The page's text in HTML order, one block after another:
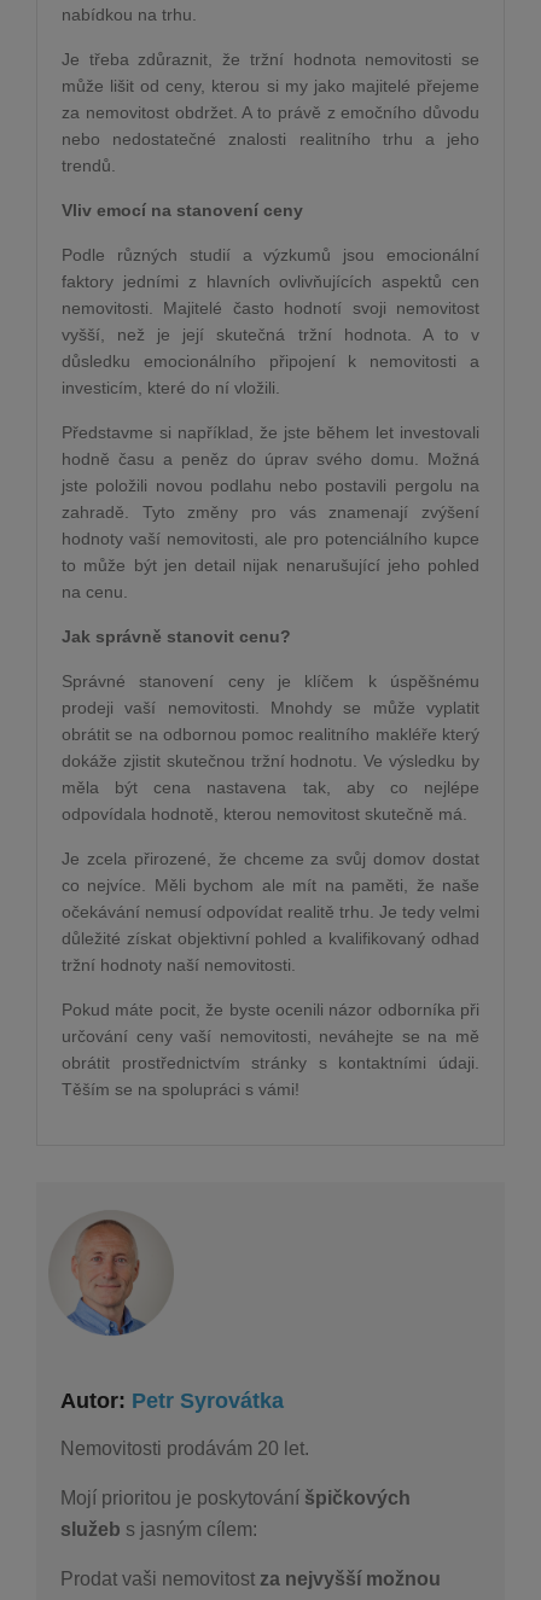
nabídkou na trhu.
Je třeba zdůraznit, že tržní hodnota nemovitosti se
může lišit od ceny, kterou si my jako majitelé přejeme
za nemovitost obdržet. A to právě z emočního důvodu
nebo nedostatečné znalosti realitního trhu a jeho
trendů.
Vliv emocí na stanovení ceny
Podle různých studií a výzkumů jsou emocionální
faktory jedními z hlavních ovlivňujících aspektů cen
nemovitosti. Majitelé často hodnotí svoji nemovitost
vyšší, než je její skutečná tržní hodnota. A to v
důsledku emocionálního připojení k nemovitosti a
investicím, které do ní vložili.
Představme si například, že jste během let investovali
hodně času a peněz do úprav svého domu. Možná
jste položili novou podlahu nebo postavili pergolu na
zahradě. Tyto změny pro vás znamenají zvýšení
hodnoty vaší nemovitosti, ale pro potenciálního kupce
to může být jen detail nijak nenarušující jeho pohled
na cenu.
Jak správně stanovit cenu?
Správné stanovení ceny je klíčem k úspěšnému
prodeji vaší nemovitosti. Mnohdy se může vyplatit
obrátit se na odbornou pomoc realitního makléře který
dokáže zjistit skutečnou tržní hodnotu. Ve výsledku by
měla být cena nastavena tak, aby co nejlépe
odpovídala hodnotě, kterou nemovitost skutečně má.
Je zcela přirozené, že chceme za svůj domov dostat
co nejvíce. Měli bychom ale mít na paměti, že naše
očekávání nemusí odpovídat realitě trhu. Je tedy velmi
důležité získat objektivní pohled a kvalifikovaný odhad
tržní hodnoty naší nemovitosti.
Pokud máte pocit, že byste ocenili názor odborníka při
určování ceny vaší nemovitosti, neváhejte se na mě
obrátit prostřednictvím stránky s kontaktními údaji.
Těším se na spolupráci s vámi!
Autor: Petr Syrovátka
Nemovitosti prodávám 20 let.
Mojí prioritou je poskytování špičkových
služeb s jasným cílem:
Prodat vaši nemovitost za nejvyšší možnou